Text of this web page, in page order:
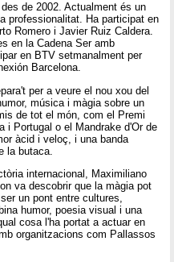
de 2002. Actualment és un
professionalitat. Ha participat en
Romero i Javier Ruiz Caldera.
en la Cadena Ser amb
en BTV setmanalment per
Barcelona.
per a veure el nou xou del
música i màgia sobre un
de tot el món, com el Premi
i Portugal o el Mandrake d'Or de
àcid i veloç, i una banda
la butaca.
internacional, Maximiliano
va descobrir que la màgia pot
un pont entre cultures,
humor, poesia visual i una
cosa l'ha portat a actuar en
organitzacions com Pallassos